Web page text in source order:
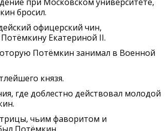
бросил.
офицерский чин,
Екатериной II.
Потёмкин занимал в Военной
князя.
где доблестно действовал молодой
чьим фаворитом и